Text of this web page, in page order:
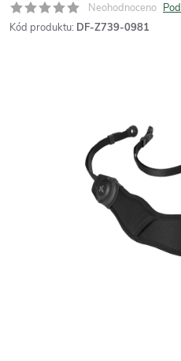
Neohodnoceno
Kód produktu: DF-Z739-0981